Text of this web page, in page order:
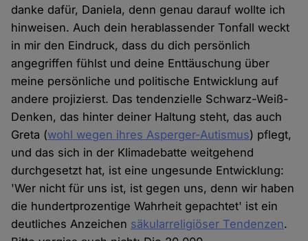
danke dafür, Daniela, denn genau darauf wollte ich
hinweisen. Auch dein herablassender Tonfall weckt
in mir den Eindruck, dass du dich persönlich
angegriffen fühlst und deine Enttäuschung über
meine persönliche und politische Entwicklung auf
andere projizierst. Das tendenzielle Schwarz-Weiß-
Denken, das hinter deiner Haltung steht, das auch
Greta (wohl wegen ihres Asperger-Autismus) pflegt,
und das sich in der Klimadebatte weitgehend
durchgesetzt hat, ist eine ungesunde Entwicklung:
'Wer nicht für uns ist, ist gegen uns, denn wir haben
die hundertprozentige Wahrheit gepachtet' ist ein
deutliches Anzeichen säkularreligiöser Tendenzen.